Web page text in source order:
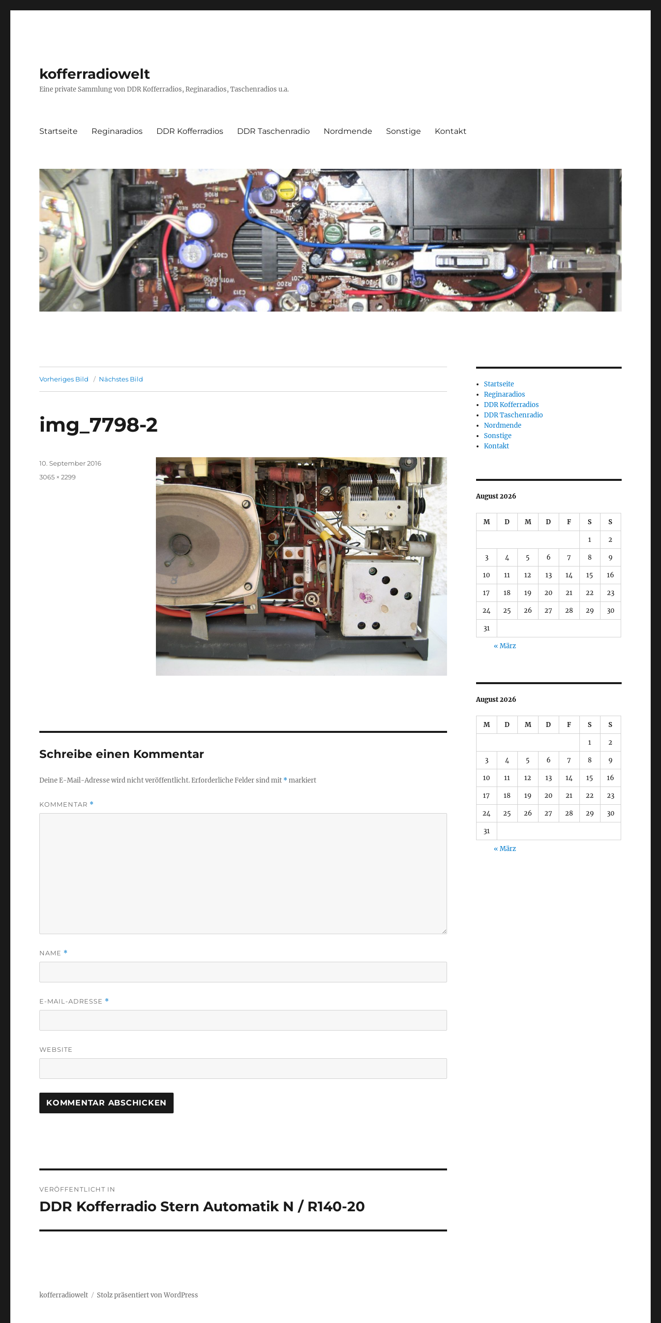
kofferradiowelt
Eine private Sammlung von DDR Kofferradios, Reginaradios, Taschenradios u.a.
Startseite Reginaradios DDR Kofferradios DDR Taschenradio Nordmende Sonstige Kontakt
Vorheriges Bild Nächstes Bild
img_7798-2
Veröffentlicht
10. September 2016
Volle
3065 × 2299
Schreibe einen Kommentar
Deine E-Mail-Adresse wird nicht veröffentlicht.Erforderliche Felder sind mit *markiert
KOMMENTAR *
NAME *
E-MAIL-ADRESSE *
WEBSITE
VERÖFFENTLICHT IN
DDR Kofferradio Stern Automatik N / R140-20
Startseite
Reginaradios
DDR Kofferradios
DDR Taschenradio
Nordmende
Sonstige
Kontakt
August 2026
M D M D F S S
1 2
3 4 5 6 7 8 9
10 11 12 13 14 15 16
17 18 19 20 21 22 23
24 25 26 27 28 29 30
31
« März
August 2026
M D M D F S S
1 2
3 4 5 6 7 8 9
10 11 12 13 14 15 16
17 18 19 20 21 22 23
24 25 26 27 28 29 30
31
« März
kofferradiowelt Stolz präsentiert von WordPress